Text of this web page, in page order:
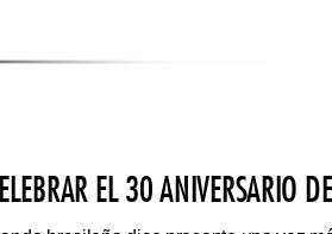
EL 30 ANIVERSARIO